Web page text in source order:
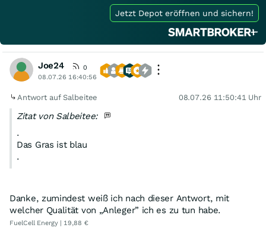
Jetzt Depot eröffnen und sichern!
Joe24
0
08.07.26 16:40:56
Antwort auf Salbeitee 08.07.26 11:50:41 Uhr
Zitat von Salbeitee:
.
Das Gras ist blau
.
Danke, zumindest weiß ich nach dieser Antwort, mit
welcher Qualität von „Anleger” ich es zu tun habe.
FuelCell Energy | 19,88 €